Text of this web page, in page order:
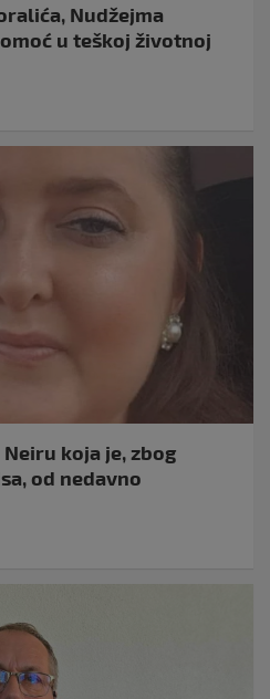
Nudžejma
u teškoj životnoj
koja je, zbog
od nedavno